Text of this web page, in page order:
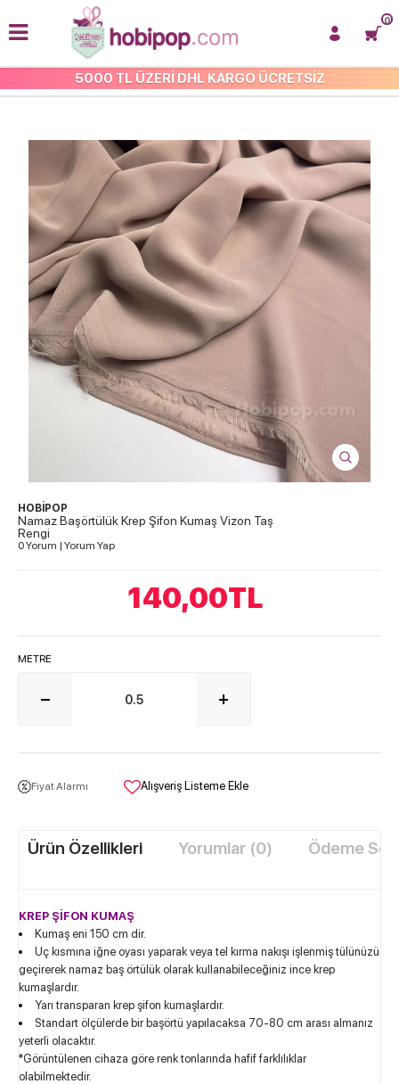
5000 TL ÜZERİ DHL KARGO ÜCRETSİZ
0
KREP KUMAŞLAR
HOBİPOP
Namaz Başörtülük Krep Şifon Kumaş Vizon Taş
Rengi
0 Yorum | Yorum Yap
140,00TL
METRE
Fiyat Alarmı Alışveriş Listeme Ekle
Ürün Özellikleri Yorumlar (0) Ödeme
KREP ŞİFON KUMAŞ
Kumaş eni 150 cm dir.
Uç kısmına iğne oyası yaparak veya tel kırma nakışı işlenmiş tülünüzü
geçirerek namaz baş örtülük olarak kullanabileceğiniz ince krep
kumaşlardır.
Yarı transparan krep şifon kumaşlardır.
Standart ölçülerde bir başörtü y​apılacaksa 70-80 cm arası almanız
yeterli olacaktır.
*Görüntülenen cihaza göre renk tonlarında hafif farklılıklar
olabilmektedir.